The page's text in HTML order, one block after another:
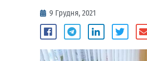
9 Грудня, 2021